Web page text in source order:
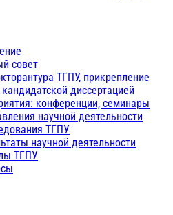
совет
ТГПУ, прикрепление
диссертацией
конференции, семинары
научной деятельности
ТГПУ
научной деятельности
ТГПУ